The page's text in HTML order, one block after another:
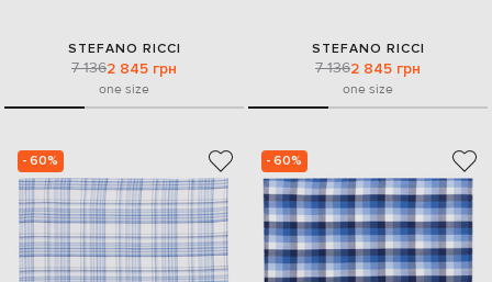
STEFANO RICCI
7 1362 845 грн
one size
STEFANO RICCI
7 1362 845 грн
one size
- 60% - 60%